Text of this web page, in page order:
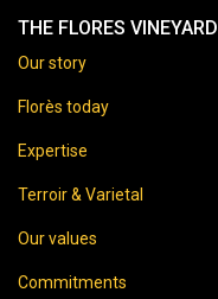
THE FLORES VINEYARD
Our story
Florès today
Expertise
Terroir & Varietal
Our values
Commitments